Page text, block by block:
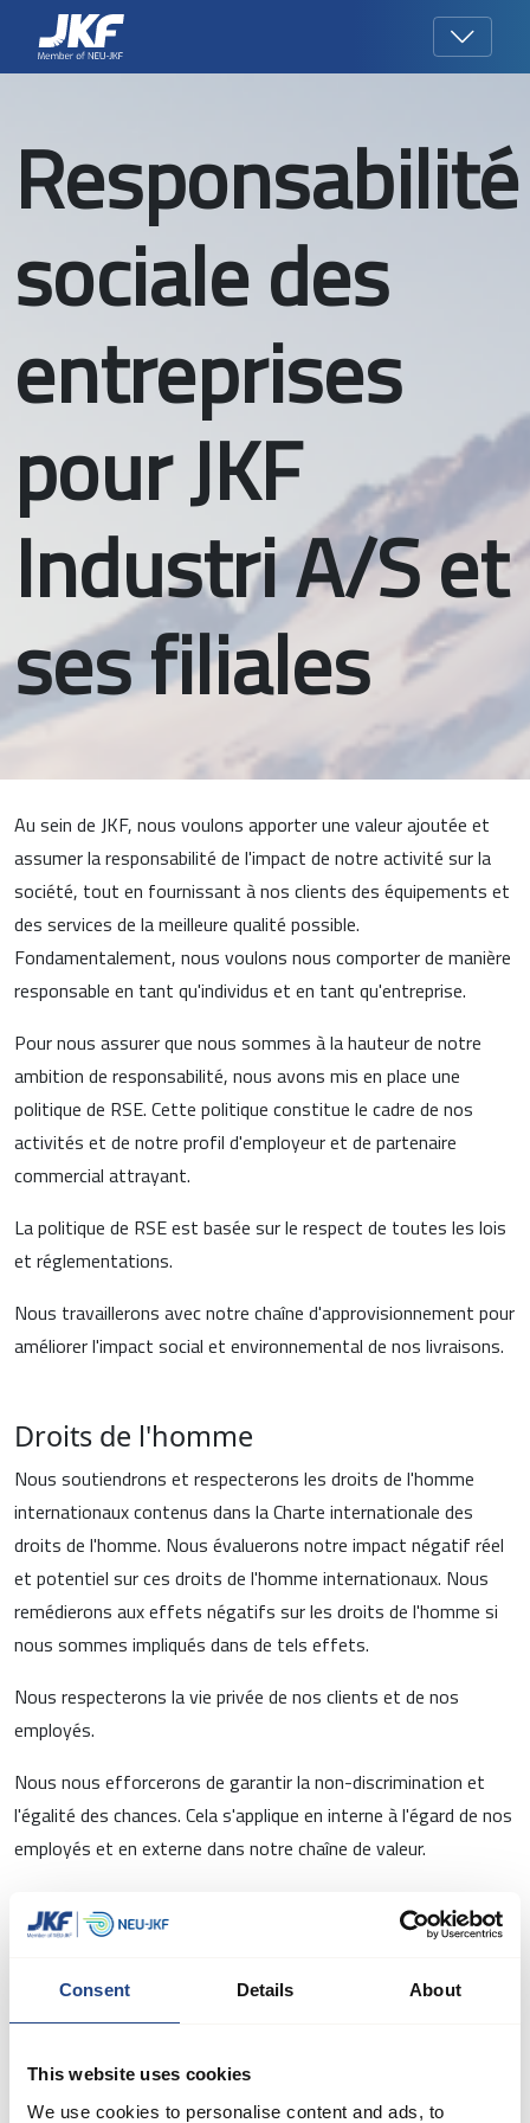
Consent Details About
This website uses cookies
We use cookies to personalise content and ads, to
Responsabilité
sociale des
entreprises
pour JKF
Industri A/S et
ses filiales
Au sein de JKF, nous voulons apporter une valeur ajoutée et
assumer la responsabilité de l'impact de notre activité sur la
société, tout en fournissant à nos clients des équipements et
des services de la meilleure qualité possible.
Fondamentalement, nous voulons nous comporter de manière
responsable en tant qu'individus et en tant qu'entreprise.
Pour nous assurer que nous sommes à la hauteur de notre
ambition de responsabilité, nous avons mis en place une
politique de RSE. Cette politique constitue le cadre de nos
activités et de notre profil d'employeur et de partenaire
commercial attrayant.
La politique de RSE est basée sur le respect de toutes les lois
et réglementations.
Nous travaillerons avec notre chaîne d'approvisionnement pour
améliorer l'impact social et environnemental de nos livraisons.
Droits de l'homme
Nous soutiendrons et respecterons les droits de l'homme
internationaux contenus dans la Charte internationale des
droits de l'homme. Nous évaluerons notre impact négatif réel
et potentiel sur ces droits de l'homme internationaux. Nous
remédierons aux effets négatifs sur les droits de l'homme si
nous sommes impliqués dans de tels effets.
Nous respecterons la vie privée de nos clients et de nos
employés.
Nous nous efforcerons de garantir la non-discrimination et
l'égalité des chances. Cela s'applique en interne à l'égard de nos
employés et en externe dans notre chaîne de valeur.
Salariés
Nous fournirons à nos employés un cadre d'emploi qui
de salaires équitables ainsi que d'autres conditions d'emploi.
Nous veillerons à ce que nos employés aient des possibilités